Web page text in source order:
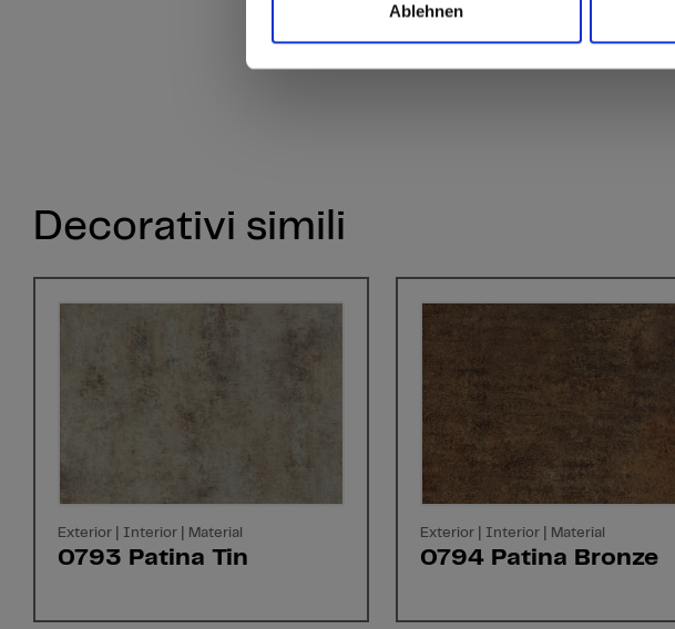
Ablehnen
Decorativi simili
Exterior | Interior | Material
0793 Patina Tin
Exterior | Interior | Material
0794 Patina Bronze